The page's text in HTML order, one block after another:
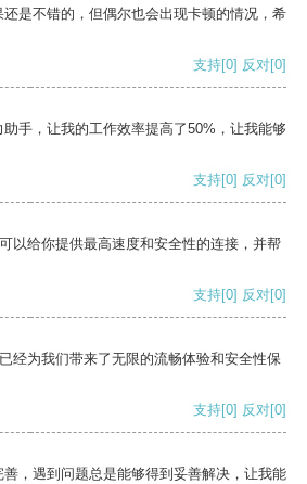
是不错的，但偶尔也会出现卡顿的情况，希
支持[0] 反对[0]
手，让我的工作效率提高了50%，让我能够
支持[0] 反对[0]
以给你提供最高速度和安全性的连接，并帮
支持[0] 反对[0]
经为我们带来了无限的流畅体验和安全性保
支持[0] 反对[0]
，遇到问题总是能够得到妥善解决，让我能